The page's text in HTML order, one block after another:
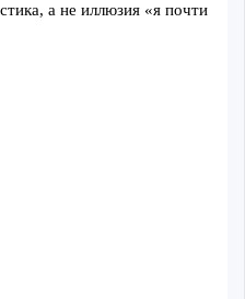
а не иллюзия «я почти